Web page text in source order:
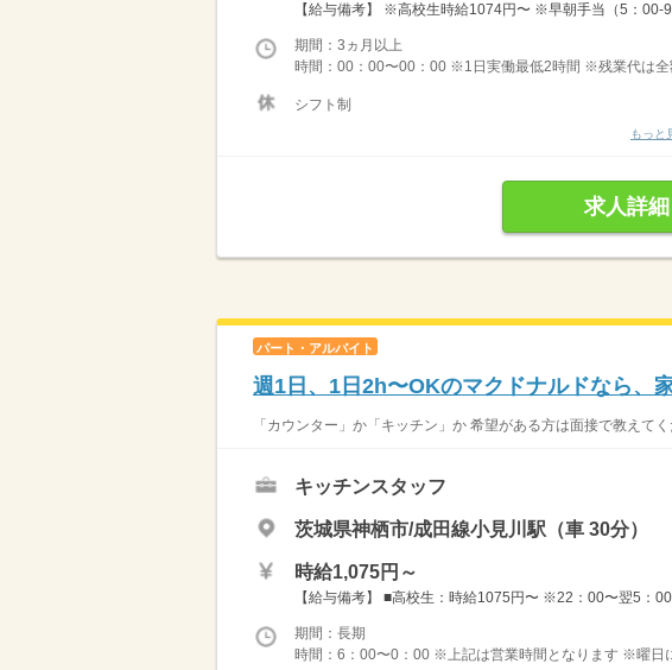
【給与備考】 ※高校生時給1074円〜 ※早朝手当（5：
期間：3ヵ月以上
時間：00：00〜00：00 ※1日実働最低2時間 ※残業代は
シフト制
もっと
求人詳
パート・アルバイト
週1日、1日2h〜OKのマクドナルドなら、
「カウンター」か「キッチン」か 希望がある方は面接で教え
キッチンスタッフ
茨城県神栖市/成田線小見川駅（車 30分）
時給1,075円～
【給与備考】 ■高校生：時給1075円〜 ※22：00〜翌5：
期間：長期
時間：6：00〜0：00 ※上記は営業時間となります ※曜